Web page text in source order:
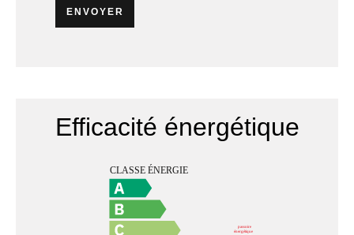
ENVOYER
Efficacité énergétique